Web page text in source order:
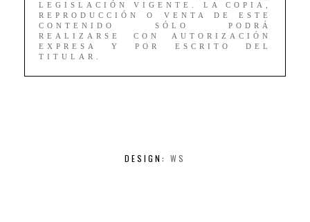
LEGISLACIÓN VIGENTE. LA COPIA,
REPRODUCCIÓN O VENTA DE ESTE
CONTENIDO SÓLO PODRÁ
REALIZARSE CON AUTORIZACIÓN
EXPRESA Y POR ESCRITO DEL
TITULAR.
DESIGN: WS